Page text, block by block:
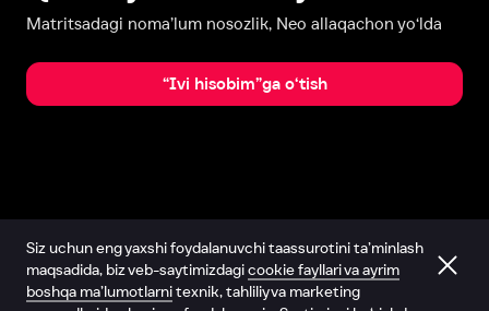
Matritsadagi noma’lum nosozlik, Neo allaqachon yo‘lda
“Ivi hisobim”ga o‘tish
Siz uchun eng yaxshi foydalanuvchi taassurotini ta’minlash
maqsadida, biz veb-saytimizdagicookie fayllari va ayrim
boshqa ma’lumotlarnitexnik, tahliliy va marketing